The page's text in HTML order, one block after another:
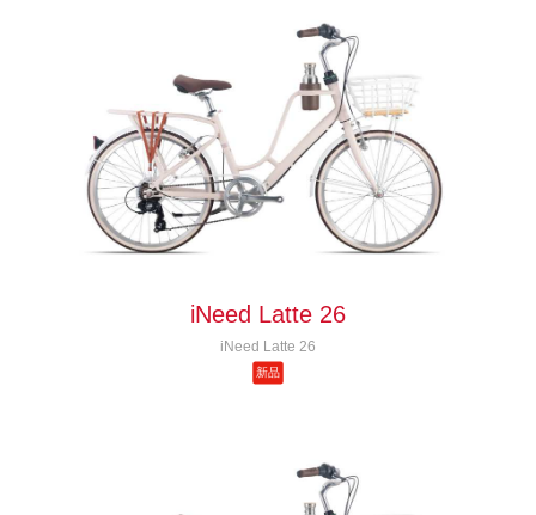
iNeed Latte 26
iNeed Latte 26
新品